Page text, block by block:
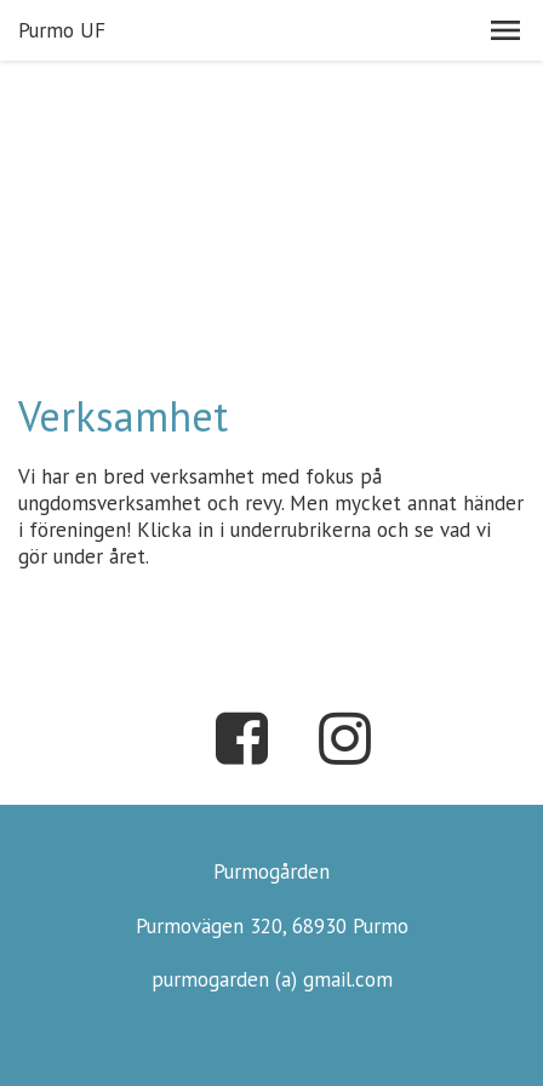
Purmo UF
Verksamhet
Vi har en bred verksamhet med fokus på
ungdomsverksamhet och revy. Men mycket annat händer
i föreningen! Klicka in i underrubrikerna och se vad vi
gör under året.
Purmogården
Purmovägen 320, 68930 Purmo
purmogarden (a) gmail.com